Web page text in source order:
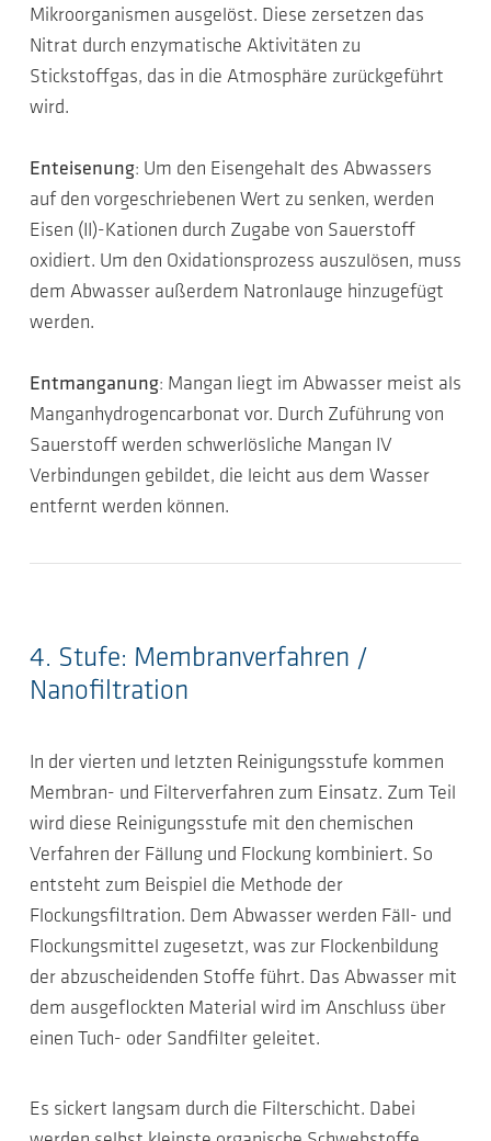
Mikroorganismen ausgelöst. Diese zersetzen das
Nitrat durch enzymatische Aktivitäten zu
Stickstoffgas, das in die Atmosphäre zurückgeführt
wird.
Enteisenung: Um den Eisengehalt des Abwassers
auf den vorgeschriebenen Wert zu senken, werden
Eisen (II)-Kationen durch Zugabe von Sauerstoff
oxidiert. Um den Oxidationsprozess auszulösen, muss
dem Abwasser außerdem Natronlauge hinzugefügt
werden.
Entmanganung: Mangan liegt im Abwasser meist als
Manganhydrogencarbonat vor. Durch Zuführung von
Sauerstoff werden schwerlösliche Mangan IV
Verbindungen gebildet, die leicht aus dem Wasser
entfernt werden können.
4. Stufe: Membranverfahren /
Nanofiltration
In der vierten und letzten Reinigungsstufe kommen
Membran- und Filterverfahren zum Einsatz. Zum Teil
wird diese Reinigungsstufe mit den chemischen
Verfahren der Fällung und Flockung kombiniert. So
entsteht zum Beispiel die Methode der
Flockungsfiltration. Dem Abwasser werden Fäll- und
Flockungsmittel zugesetzt, was zur Flockenbildung
der abzuscheidenden Stoffe führt. Das Abwasser mit
dem ausgeflockten Material wird im Anschluss über
einen Tuch- oder Sandfilter geleitet.
Es sickert langsam durch die Filterschicht. Dabei